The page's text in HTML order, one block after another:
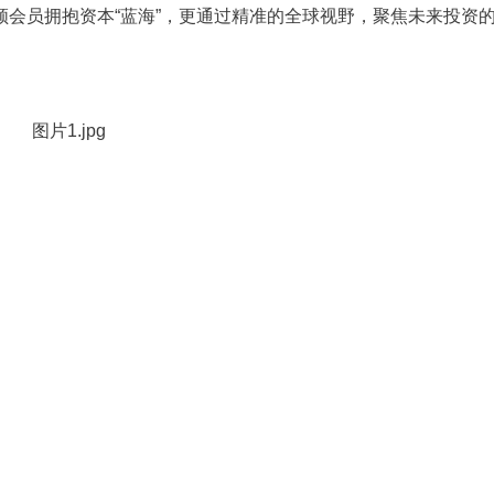
员拥抱资本“蓝海”，更通过精准的全球视野，聚焦未来投资